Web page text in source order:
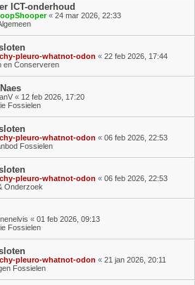
ICT-onderhoud
« 24 mar 2026, 22:33
pleuro-whatnot-odon « 22 feb 2026, 17:44
en Conserveren
« 12 feb 2026, 17:20
Fossielen
pleuro-whatnot-odon « 06 feb 2026, 22:53
Fossielen
pleuro-whatnot-odon « 06 feb 2026, 22:53
Onderzoek
« 01 feb 2026, 09:13
Fossielen
pleuro-whatnot-odon « 21 jan 2026, 20:11
Fossielen